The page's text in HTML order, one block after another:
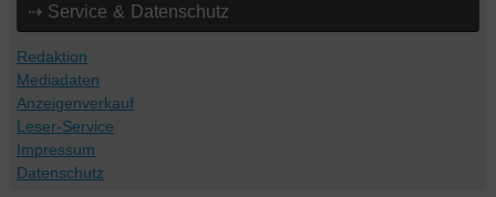
⇢ Service & Datenschutz
Redaktion
Mediadaten
Anzeigenverkauf
Leser-Service
Impressum
Datenschutz